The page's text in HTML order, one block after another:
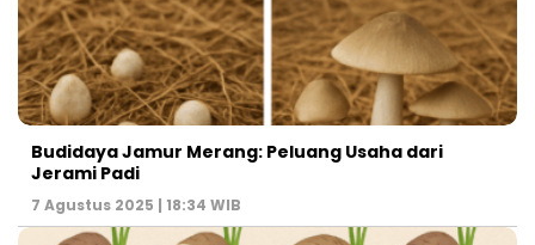
Budidaya Jamur Merang: Peluang Usaha dari
Jerami Padi
7 Agustus 2025 | 18:34 WIB